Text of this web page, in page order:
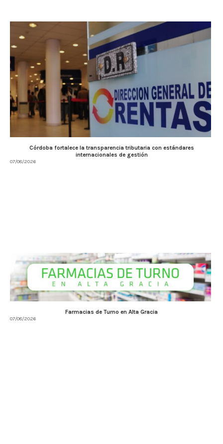
Córdoba fortalece la transparencia tributaria con estándares
internacionales de gestión
07/08/2026
Farmacias de Turno en Alta Gracia
07/08/2026